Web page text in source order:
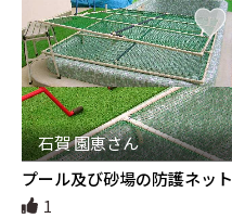
石賀 園恵さん
プール及び砂場の防護ネット
1